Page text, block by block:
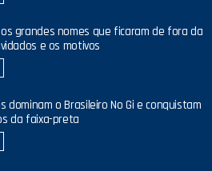
os grandes nomes que ficaram de fora da
e os motivos
dominam o Brasileiro No Gi e conquistam
da faixa-preta